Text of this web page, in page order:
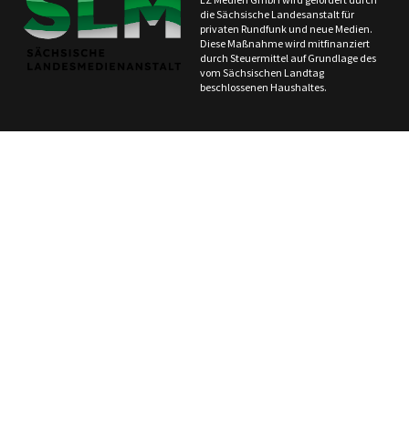
die Sächsische Landesanstalt für
privaten Rundfunk und neue Medien.
Diese Maßnahme wird mitfinanziert
durch Steuermittel auf Grundlage des
vom Sächsischen Landtag
beschlossenen Haushaltes.